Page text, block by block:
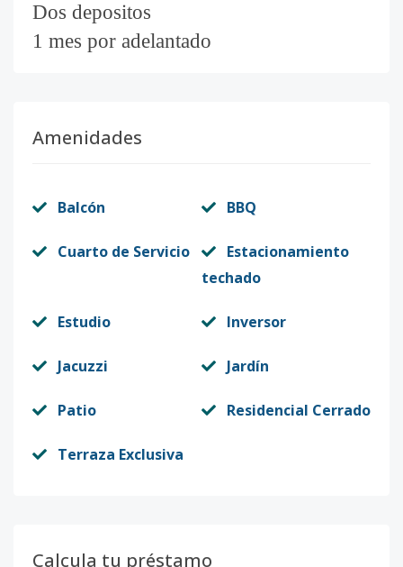
Dos depositos
1 mes por adelantado
Amenidades
Balcón BBQ
Cuarto de Servicio
Estacionamiento
techado
Estudio Inversor
Jacuzzi Jardín
Patio Residencial Cerrado
Terraza Exclusiva
Calcula tu préstamo